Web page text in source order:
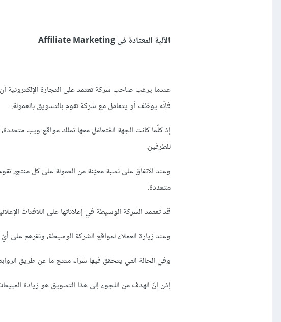
الآلية المعتادة في Affiliate Marketing
عندما يرغب صاحب شركة تعتمد على التجارة الإلكترونية
فإنّه يوظف أو يتعامل مع شركة تقوم بالتسويق بالعمولة.
إذ كلّما كانت الجهة المُتعامَل معها تملك مواقع ويب
للطرفين.
وعند الاتفاق على نسبة معيّنة من العمولة على كل منتج،
متعددة.
قد تعتمد الشركة الوسيطة في إعلاناتها على اللافتات
وعند زيارة العملاء لمواقع الشركة الوسيطة، ونقرهم على
وفي الحالة التي يتحقق فيها شراء منتج ما عن طريق
إذن إنّ الهدف من اللجوء إلى هذا التسويق هو زيادة